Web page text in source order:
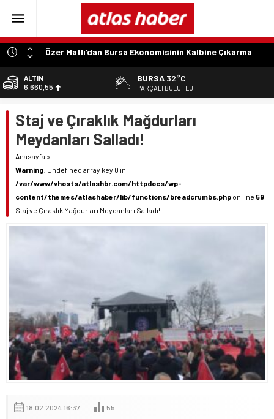
Özer Matlı’dan Bursa Ekonomisinin Kalbine Çıkarma
“Aynı Düzenleme Neden Emeklilere Uygulanmadı?”
“Engelli Emekliliğinde Kazanılmış Haklar Korunmalı,
Belirsizlikler Son Bulmalı”
“Engelliler Bu Ülkede Başarıyı Kimsenin Lütfuyla Değil,
İğneyle Kuyu Kazarak Kazanıyor”
Konusudur”
ALTIN
6.660,55
13.779,39
DOLAR
47,7111
EURO
BURSA 32°C
PARÇALI BULUTLU
Staj ve Çıraklık Mağdurları
Meydanları Salladı!
Anasayfa »
Warning: Undefined array key 0 in
/var/www/vhosts/atlashbr.com/httpdocs/wp-
content/themes/atlashaber/lib/functions/breadcrumbs.php on line 59
Staj ve Çıraklık Mağdurları Meydanları Salladı!
18.02.2024 16:37 55